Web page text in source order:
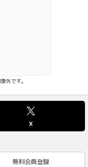
外です。
X
無料会員登録